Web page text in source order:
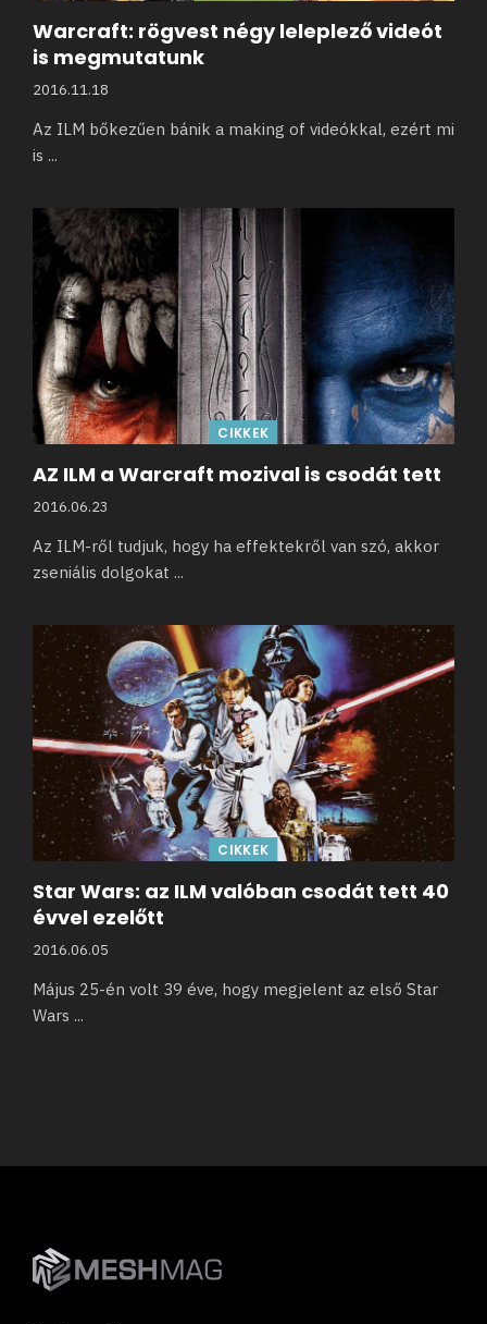
Warcraft: rögvest négy leleplező videót
is megmutatunk
2016.11.18
Az ILM bőkezűen bánik a making of videókkal, ezért mi
is ...
CIKKEK
AZ ILM a Warcraft mozival is csodát tett
2016.06.23
Az ILM-ről tudjuk, hogy ha effektekről van szó, akkor
zseniális dolgokat ...
CIKKEK
Star Wars: az ILM valóban csodát tett 40
évvel ezelőtt
2016.06.05
Május 25-én volt 39 éve, hogy megjelent az első Star
Wars ...